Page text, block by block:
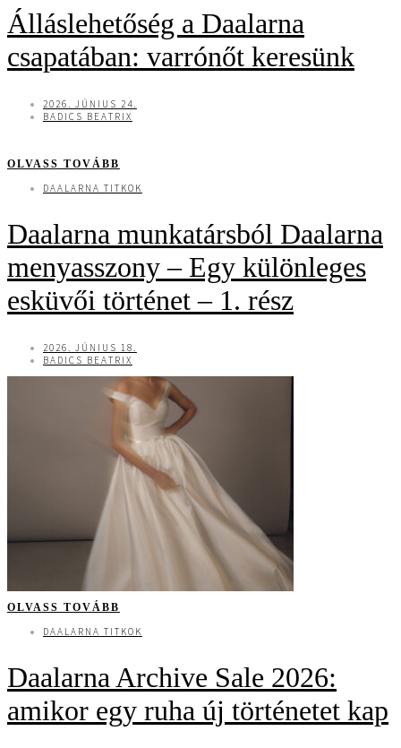
Álláslehetőség a Daalarna
csapatában: varrónőt keresünk
2026. JÚNIUS 24.
BADICS BEATRIX
OLVASS TOVÁBB
DAALARNA TITKOK
Daalarna munkatársból Daalarna
menyasszony – Egy különleges
esküvői történet – 1. rész
2026. JÚNIUS 18.
BADICS BEATRIX
OLVASS TOVÁBB
DAALARNA TITKOK
Daalarna Archive Sale 2026:
amikor egy ruha új történetet kap